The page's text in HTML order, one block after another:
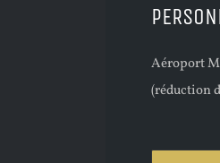
Aéroport
(réduction